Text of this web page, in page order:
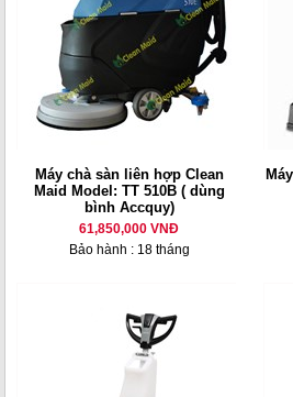
Máy chà sàn liên hợp Clean
Maid Model: TT 510B ( dùng
bình Accquy)
61,850,000 VNĐ
Bảo hành : 18 tháng